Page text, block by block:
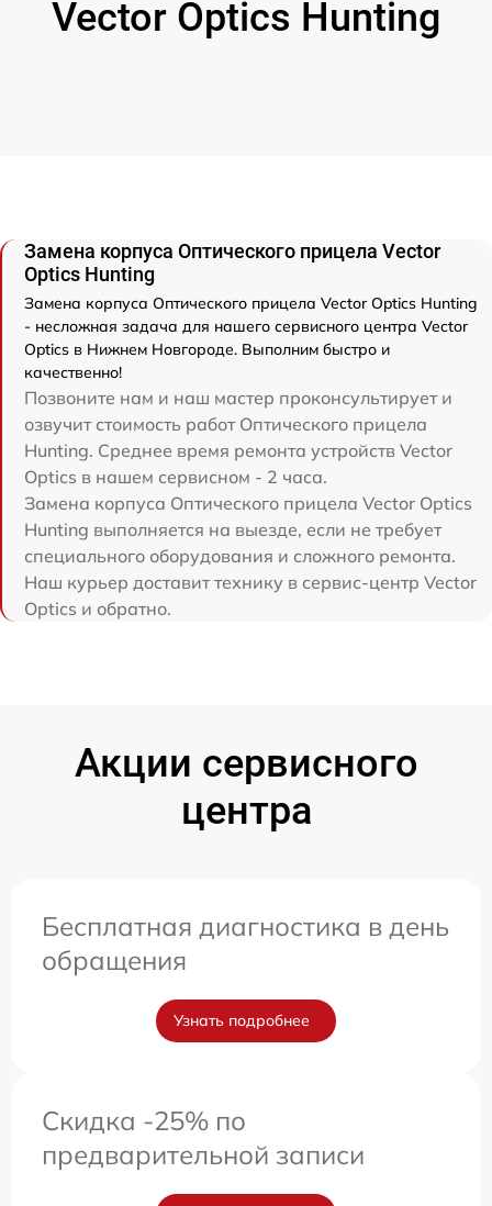
Vector Optics Hunting
Замена корпуса Оптического прицела Vector
Optics Hunting
Замена корпуса Оптического прицела Vector Optics Hunting
- несложная задача для нашего сервисного центра Vector
Optics в Нижнем Новгороде. Выполним быстро и
качественно!
Позвоните нам и наш мастер проконсультирует и
озвучит стоимость работ Оптического прицела
Hunting. Среднее время ремонта устройств Vector
Optics в нашем сервисном - 2 часа.
Замена корпуса Оптического прицела Vector Optics
Hunting выполняется на выезде, если не требует
специального оборудования и сложного ремонта.
Наш курьер доставит технику в сервис-центр Vector
Optics и обратно.
Акции сервисного
центра
Бесплатная диагностика в день
обращения
Узнать подробнее
Скидка -25% по
предварительной записи